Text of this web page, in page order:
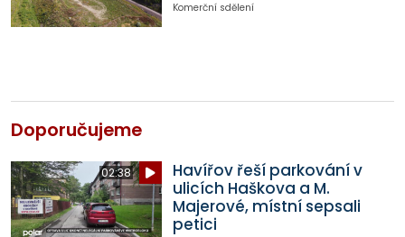
Komerční sdělení
Doporučujeme
02:38
Havířov řeší parkování v
ulicích Haškova a M.
Majerové, místní sepsali
petici